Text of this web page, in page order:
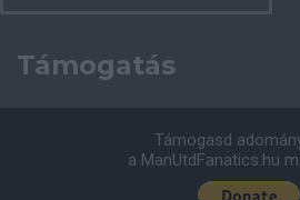
Támogatás
Támogasd
a ManUtdFanatics.hu